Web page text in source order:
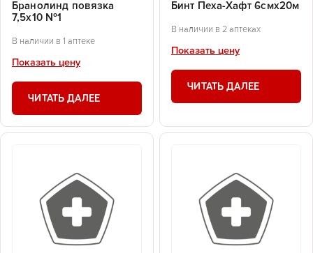
Бранолинд повязка
7,5х10 №1
В наличии в 1 аптеке
Показать цену
ЧИТАТЬ ДАЛЕЕ
Бинт Пеха-Хафт 6смх20м
В наличии в 2 аптеках
Показать цену
ЧИТАТЬ ДАЛЕЕ